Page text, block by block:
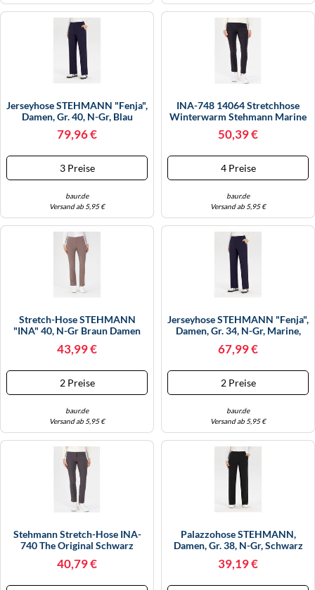
Jerseyhose STEHMANN "Fenja",
Damen, Gr. 40, N-Gr, Blau
(marine), Jersey, Obermaterial:
68% Viskose, 27% Polyamid, 5%
Straight Fit, Mit Bügel
79,96 €
3 Preise
baur.de
Versand ab 5,95 €
INA-748 14064 Stretchhose
Winterwarm Stehmann Marine
4X800/90X42
50,39 €
4 Preise
baur.de
Versand ab 5,95 €
Stretch-Hose STEHMANN
"INA" 40, N-Gr Braun Damen
40, N-Gr Lehm
43,99 €
2 Preise
baur.de
Versand ab 5,95 €
Jerseyhose STEHMANN "Fenja",
Damen, Gr. 34, N-Gr, Marine,
Viskose, 27% Polyamid, 5%
Straight Fit, Mit Bügelfalt
67,99 €
2 Preise
baur.de
Versand ab 5,95 €
Stehmann Stretch-Hose INA-
740 The Original Schwarz
40,79 €
Palazzohose STEHMANN,
Damen, Gr. 38, N-Gr, Schwarz
95% Polyester, 5% Elasthan,
39,19 €